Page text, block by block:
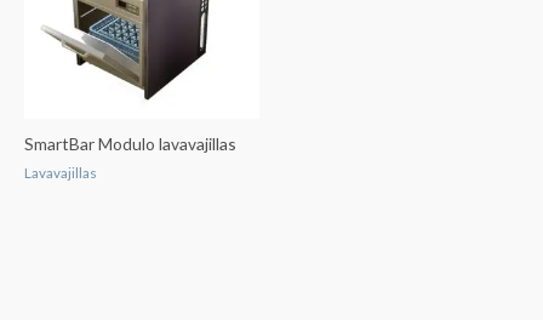
SmartBar Modulo lavavajillas
Lavavajillas